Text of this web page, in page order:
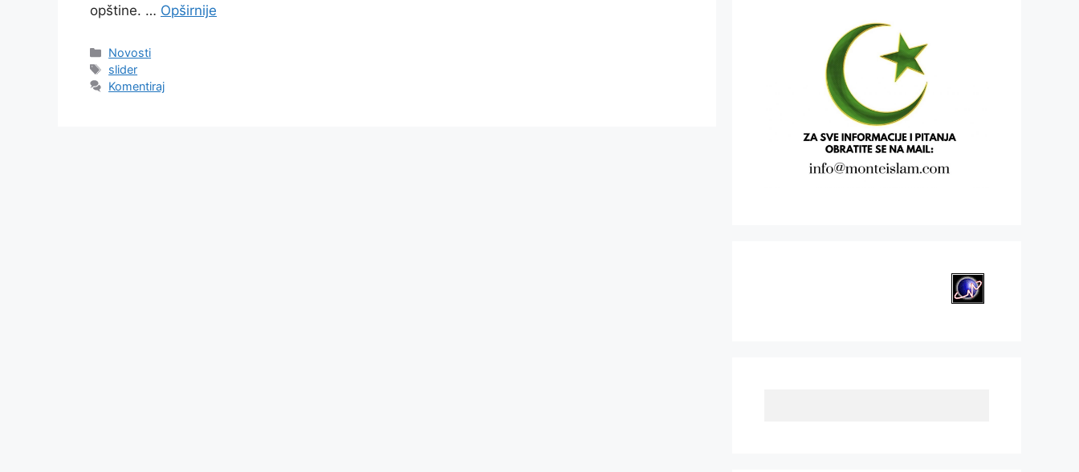
opštine. … Opširnije
Kategorije
Novosti
Oznake
slider
Komentiraj